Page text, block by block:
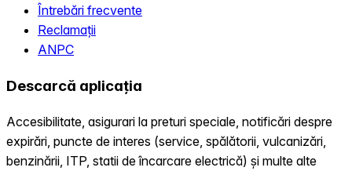
Întrebări frecvente
Reclamații
ANPC
Descarcă aplicația
Accesibilitate, asigurari la preturi speciale, notificări despre
expirări, puncte de interes (service, spălătorii, vulcanizări,
benzinării, ITP, statii de încarcare electrică) și multe alte